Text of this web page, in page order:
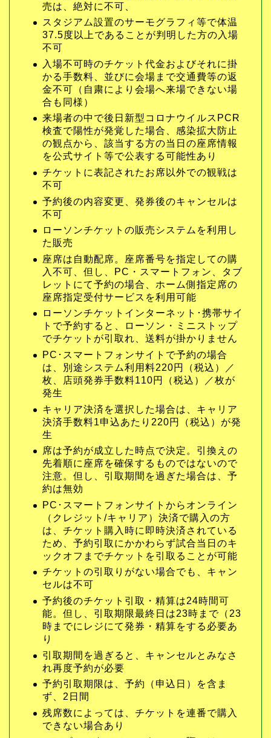
売は、絶対に不可、
スタジアム設置のサーモグラフィ等で体温
37.5度以上であることが判明した方の入場
不可
入場不可時のチケット代金およびそれに掛
かる手数料、並びに会場まで交通費等の返
金不可（自粛により会場へ来場できない場
合も同様）
来場者の中で後日新型コロナウイルスPCR
検査で陽性が発覚した場合、感染拡大防止
の観点から、該当する方の当日の座席情報
を公式サイト等で公表する可能性あり
チケットに表記されたお席以外での観戦は
不可
予約後の内容変更、発券後のキャンセルは
不可
ローソンチケットの販売システムを利用し
た販売
座席は自動配席。座席番号を指定しての購
入不可、但し、PC・スマートフォン、タブ
レットにて予約の場合、ホーム側指定席の
座席指定受付サービスを利用可能
ローソンチケットインターネット･携帯サイ
トで予約すると、ローソン・ミニストップ
でチケットが引取れ、送料が掛かりません
PC･スマートフォンサイトで予約の場合
は、別途システム利用料220円（税込）／
枚、店頭発券手数料110円（税込）／枚が
発生
キャリア決済を選択した場合は、キャリア
決済手数料1申込あたり220円（税込）が発
生
席は予約が成立した時点で決定。引換えの
先着順に座席を確保するものではないので
注意。但し、引取期間を過ぎた場合は、予
約は無効
PC･スマートフォンサイトからオンライン
（クレジット/キャリア）決済で購入の方
は、チケット購入時に即時決済されている
ため、予約引取にかかわらず試合当日のキ
ックオフまでチケットを引取ることが可能
チケットの引取りがない場合でも、キャン
セルは不可
予約後のチケット引取・精算は24時間可
能。但し、引取期限最終日は23時まで（23
時までにレジにて発券・精算をする必要あ
り
引取期間を過ぎると、キャンセルとみなさ
れ再度予約が必要
予約引取期限は、予約（申込日）を含ま
ず、2日間
残席数によっては、チケットを連番で購入
できない場合あり